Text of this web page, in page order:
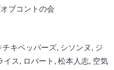
ブコントの会
チキペッパーズ, シソンヌ , ジ
イス, ロバート , 松本人志, 空気